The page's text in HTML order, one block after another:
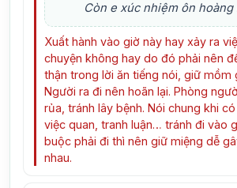
Còn e xúc nhiệm ôn hoàng
Xuất hành vào giờ này hay xảy ra
chuyện không hay do đó phải nên
thận trong lời ăn tiếng nói, giữ mồm
Người ra đi nên hoãn lại. Phòng
rủa, tránh lây bệnh. Nói chung khi
việc quan, tranh luận… tránh đi vào
buộc phải đi thì nên giữ miệng dễ
nhau.